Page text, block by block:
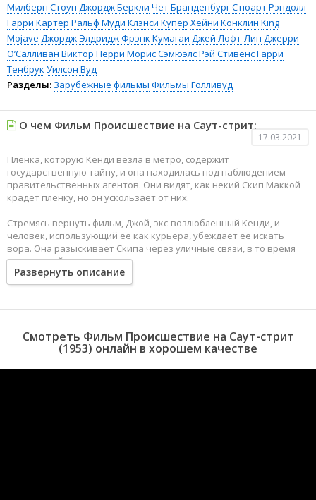
Милберн Стоун Джордж Беркли Чет БранденбургСтюарт Рэндолл
Гарри Картер Ральф Муди Клэнси Купер Хейни Конклин King
Mojave Джордж ЭлдриджФрэнк Кумагаи Джей Лофт-Лин Джерри
О’Салливан Виктор Перри Морис СэмюэлсРэй СтивенсГарри
Тенбрук Уилсон Вуд
Разделы: Зарубежные фильмы Фильмы Голливуд
О чем Фильм Происшествие на Саут-стрит:
17.03.2021
Пленка, которую Кенди везла в метро, содержит
государственную тайну, и она находилась под наблюдением
правительственных агентов. Они видят, как некий Скип Маккой
крадет пленку, но он ускользает от них.
Стремясь вернуть фильм, Джой, экс-возлюбленный Кенди, и
человек, использующий ее как курьера, убеждает ее искать
вора. Она разыскивает Скипа через уличные связи, в то время
как полицейские находят его вскоре после кражи.
Развернуть описание
Смотреть Фильм Происшествие на Саут-стрит
(1953) онлайн в хорошем качестве